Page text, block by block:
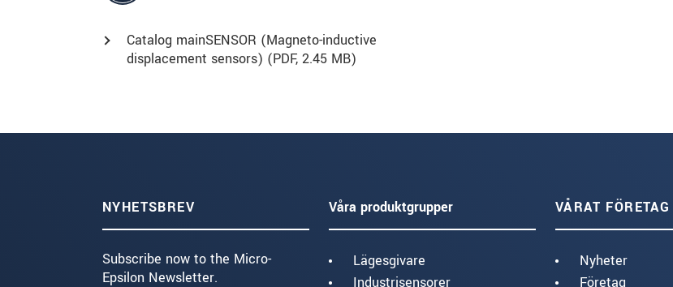
Catalog mainSENSOR (Magneto-inductive
displacement sensors) (PDF, 2.45 MB)
NYHETSBREV
Subscribe now to the Micro-
Epsilon Newsletter.
Våra produktgrupper
Lägesgivare
Industrisensorer
VÅRAT FÖRETAG
Nyheter
Företag